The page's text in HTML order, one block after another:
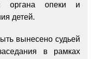
органа опеки и
детей.
вынесено судьей
в рамках